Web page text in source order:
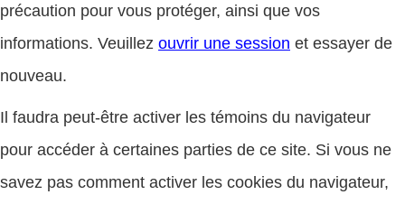
précaution pour vous protéger, ainsi que vos
informations. Veuillez ouvrir une session et essayer de
nouveau.
Il faudra peut-être activer les témoins du navigateur
pour accéder à certaines parties de ce site. Si vous ne
savez pas comment activer les cookies du navigateur,